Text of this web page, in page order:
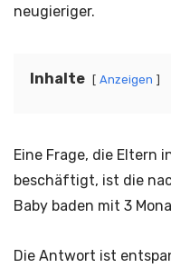
neugieriger.
Inhalte Anzeigen
Eine Frage, die Eltern
beschäftigt, ist die
Baby baden mit 3
Die Antwort ist